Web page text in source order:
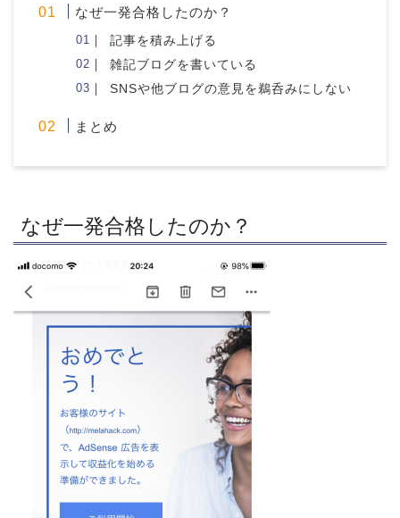
なぜ一発合格したのか？
記事を積み上げる
雑記ブログを書いている
SNSや他ブログの意見を鵜呑みにしない
まとめ
なぜ一発合格したのか？